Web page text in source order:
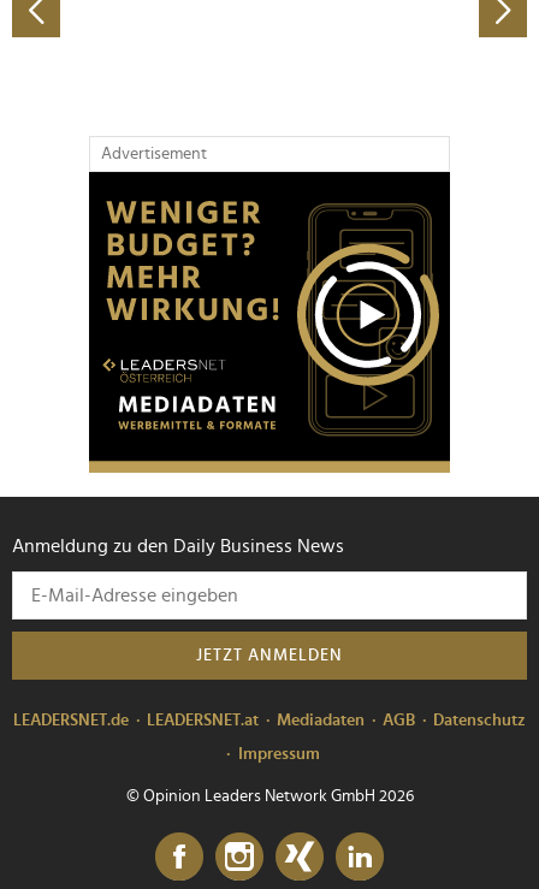
weiteren Daten zusammen, die Sie ihnen bereitgestellt
Advertisement
Anmeldung zu den Daily Business News
JETZT ANMELDEN
LEADERSNET.de LEADERSNET.at Mediadaten AGB
Datenschutz
Impressum
© Opinion Leaders Network GmbH 2026